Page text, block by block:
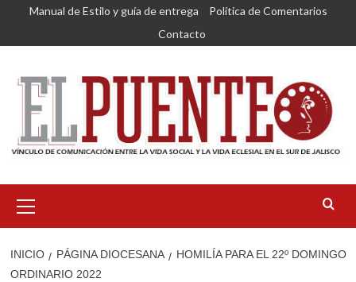
Saltar
contenido
Manual de Estilo y guía de entrega
Política de Comentarios
Contacto
primario
INICIO PÁGINA DIOCESANA
HOMILÍA PARA EL 22º DOMINGO
ORDINARIO 2022